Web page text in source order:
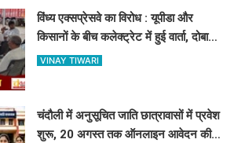
विंध्य एक्सप्रेसवे का विरोध : यूपीडा और
किसानों के बीच कलेक्ट्रेट में हुई वार्ता, दोबारा
सर्वे कराने का मिला आश्वासन
VINAY TIWARI
चंदौली में अनुसूचित जाति छात्रावासों में प्रवेश
शुरू, 20 अगस्त तक ऑनलाइन आवेदन की